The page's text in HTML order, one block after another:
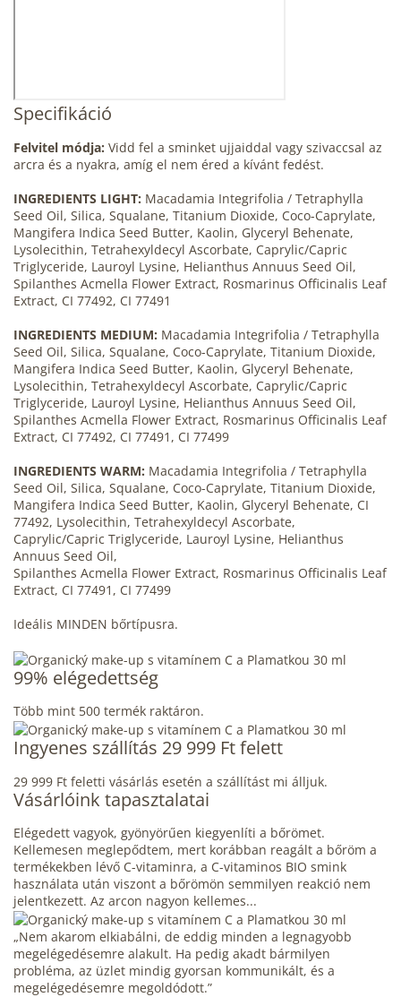
Specifikáció
Felvitel módja: Vidd fel a sminket ujjaiddal vagy szivaccsal az
arcra és a nyakra, amíg el nem éred a kívánt fedést.
INGREDIENTS LIGHT: Macadamia Integrifolia / Tetraphylla
Seed Oil, Silica, Squalane, Titanium Dioxide, Coco-Caprylate,
Mangifera Indica Seed Butter, Kaolin, Glyceryl Behenate,
Lysolecithin, Tetrahexyldecyl Ascorbate, Caprylic/Capric
Triglyceride, Lauroyl Lysine, Helianthus Annuus Seed Oil,
Spilanthes Acmella Flower Extract, Rosmarinus Officinalis Leaf
Extract, CI 77492, CI 77491
INGREDIENTS MEDIUM: Macadamia Integrifolia / Tetraphylla
Seed Oil, Silica, Squalane, Coco-Caprylate, Titanium Dioxide,
Mangifera Indica Seed Butter, Kaolin, Glyceryl Behenate,
Lysolecithin, Tetrahexyldecyl Ascorbate, Caprylic/Capric
Triglyceride, Lauroyl Lysine, Helianthus Annuus Seed Oil,
Spilanthes Acmella Flower Extract, Rosmarinus Officinalis Leaf
Extract, CI 77492, CI 77491, CI 77499
INGREDIENTS WARM: Macadamia Integrifolia / Tetraphylla
Seed Oil, Silica, Squalane, Coco-Caprylate, Titanium Dioxide,
Mangifera Indica Seed Butter, Kaolin, Glyceryl Behenate, CI
77492, Lysolecithin, Tetrahexyldecyl Ascorbate,
Caprylic/Capric Triglyceride, Lauroyl Lysine, Helianthus
Annuus Seed Oil,
Spilanthes Acmella Flower Extract, Rosmarinus Officinalis Leaf
Extract, CI 77491, CI 77499
Ideális MINDEN bőrtípusra.
99% elégedettség
Több mint 500 termék raktáron.
Ingyenes szállítás 29 999 Ft felett
29 999 Ft feletti vásárlás esetén a szállítást mi álljuk.
Vásárlóink tapasztalatai
Elégedett vagyok, gyönyörűen kiegyenlíti a bőrömet.
Kellemesen meglepődtem, mert korábban reagált a bőröm a
termékekben lévő C-vitaminra, a C-vitaminos BIO smink
használata után viszont a bőrömön semmilyen reakció nem
jelentkezett. Az arcon nagyon kellemes...
„Nem akarom elkiabálni, de eddig minden a legnagyobb
megelégedésemre alakult. Ha pedig akadt bármilyen
probléma, az üzlet mindig gyorsan kommunikált, és a
megelégedésemre megoldódott.”